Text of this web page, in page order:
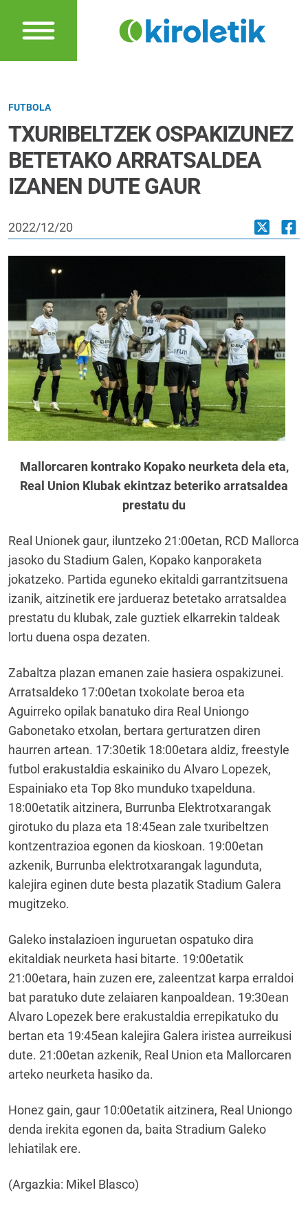
FUTBOLA
TXURIBELTZEK OSPAKIZUNEZ
BETETAKO ARRATSALDEA
IZANEN DUTE GAUR
2022/12/20
Mallorcaren kontrako Kopako neurketa dela eta,
Real Union Klubak ekintzaz beteriko arratsaldea
prestatu du
Real Unionek gaur, iluntzeko 21:00etan, RCD Mallorca
jasoko du Stadium Galen, Kopako kanporaketa
jokatzeko. Partida eguneko ekitaldi garrantzitsuena
izanik, aitzinetik ere jardueraz betetako arratsaldea
prestatu du klubak, zale guztiek elkarrekin taldeak
lortu duena ospa dezaten.
Zabaltza plazan emanen zaie hasiera ospakizunei.
Arratsaldeko 17:00etan txokolate beroa eta
Aguirreko opilak banatuko dira Real Uniongo
Gabonetako etxolan, bertara gerturatzen diren
haurren artean. 17:30etik 18:00etara aldiz, freestyle
futbol erakustaldia eskainiko du Alvaro Lopezek,
Espainiako eta Top 8ko munduko txapelduna.
18:00etatik aitzinera, Burrunba Elektrotxarangak
girotuko du plaza eta 18:45ean zale txuribeltzen
kontzentrazioa egonen da kioskoan. 19:00etan
azkenik, Burrunba elektrotxarangak lagunduta,
kalejira eginen dute besta plazatik Stadium Galera
mugitzeko.
Galeko instalazioen inguruetan ospatuko dira
ekitaldiak neurketa hasi bitarte. 19:00etatik
21:00etara, hain zuzen ere, zaleentzat karpa erraldoi
bat paratuko dute zelaiaren kanpoaldean. 19:30ean
Alvaro Lopezek bere erakustaldia errepikatuko du
bertan eta 19:45ean kalejira Galera iristea aurreikusi
dute. 21:00etan azkenik, Real Union eta Mallorcaren
arteko neurketa hasiko da.
Honez gain, gaur 10:00etatik aitzinera, Real Uniongo
denda irekita egonen da, baita Stradium Galeko
lehiatilak ere.
(Argazkia: Mikel Blasco)